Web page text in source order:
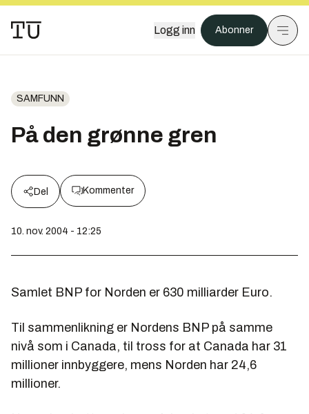
Logg inn Abonner
SAMFUNN
På den grønne gren
Del Kommenter
10. nov. 2004 - 12:25
Samlet BNP for Norden er 630 milliarder Euro.
Til sammenlikning er Nordens BNP på samme
nivå som i Canada, til tross for at Canada har 31
millioner innbyggere, mens Norden har 24,6
millioner.